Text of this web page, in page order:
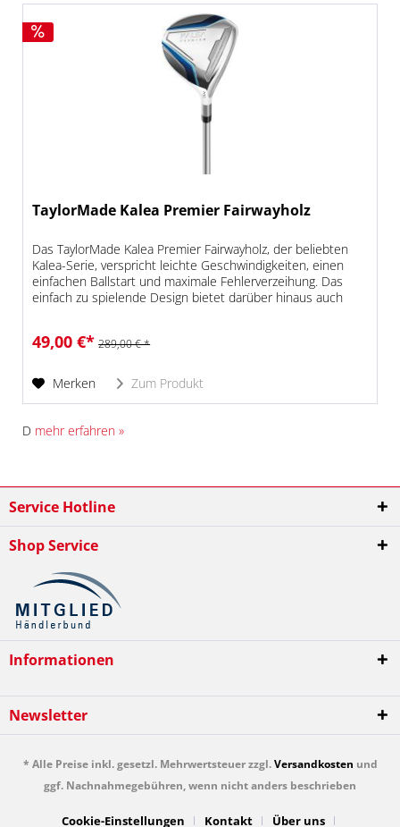
TaylorMade Kalea Premier Fairwayholz
Das TaylorMade Kalea Premier Fairwayholz, der beliebten
Kalea-Serie, verspricht leichte Geschwindigkeiten, einen
einfachen Ballstart und maximale Fehlerverzeihung. Das
einfach zu spielende Design bietet darüber hinaus auch
49,00 €* 289,00 € *
Merken Zum Produkt
D mehr erfahren »
Service Hotline
Shop Service
Informationen
Newsletter
* Alle Preise inkl. gesetzl. Mehrwertsteuer zzgl.Versandkosten und
ggf. Nachnahmegebühren, wenn nicht anders beschrieben
Cookie-Einstellungen Kontakt Über uns